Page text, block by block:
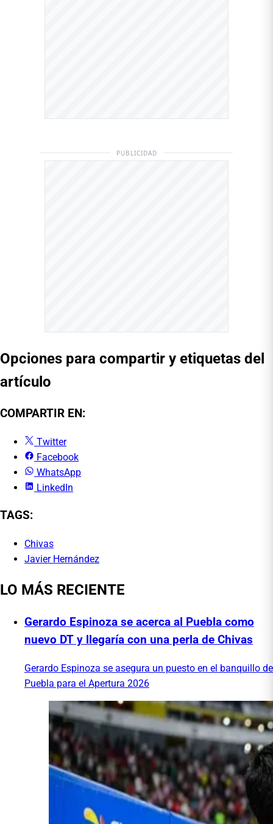
PUBLICIDAD
Opciones para compartir y etiquetas del
artículo
COMPARTIR EN:
Twitter
Facebook
WhatsApp
LinkedIn
TAGS:
Chivas
Javier Hernández
LO MÁS RECIENTE
Gerardo Espinoza se acerca al Puebla como
nuevo DT y llegaría con una perla de Chivas
Gerardo Espinoza se asegura un puesto en el banquillo de
Puebla para el Apertura 2026